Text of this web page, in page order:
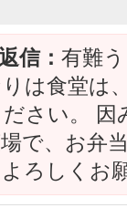
信： 有難
は食堂は
さい。
で、お弁
ろしくお